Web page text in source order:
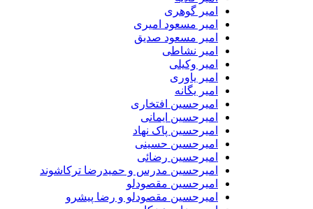
امیر گوهری
امیر مسعود امیری
امیر مسعود صدیق
امیر نشاطی
امیر وکیلی
امیر یاوری
امیر یگانه
امیرحسین افتخاری
امیرحسین ایمانی
امیرحسین پاک نهاد
امیرحسین حسینی
امیرحسین رضائی
امیرحسین مدرس و حمیدرضا ترکاشوند
امیرحسین مقصودلو
امیرحسین مقصودلو و رضا پیشرو